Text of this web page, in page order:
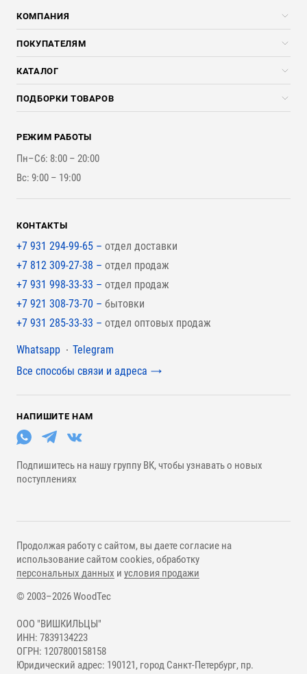
КОМПАНИЯ
Компания
Услуги
ПОКУПАТЕЛЯМ
Скидки стройкомпаниям
Доставка и разгрузка
Оплата и Возврат
Наши работы
КАТАЛОГ
Погонажные изделия
Брикеты, Дрова, Стружка
Стройматериалы
Инструменты
ПОДБОРКИ ТОВАРОВ
Для бутерброда стены
Для наружной отделки
Для покрытия крыши
РЕЖИМ РАБОТЫ
Пн–Сб: 8:00 – 20:00
Вс: 9:00 – 19:00
КОНТАКТЫ
+7 931 294-99-65 – отдел доставки
+7 812 309-27-38 – отдел продаж
+7 931 998-33-33 – отдел продаж
+7 921 308-73-70 – бытовки
+7 931 285-33-33 – отдел оптовых продаж
Мессенджеры
Whatsapp
Telegram
Все способы связи и адреса
НАПИШИТЕ НАМ
Подпишитесь на нашу группу ВК, чтобы узнавать о новых
поступлениях
© 2003–2026 WoodTec
ООО "ВИШКИЛЬЦЫ"
ИНН: 7839134223
ОГРН: 1207800158158
Юридический адрес: 190121, город Санкт-Петербург, пр.
Продолжая работу с сайтом, вы даете согласие на
использование сайтом cookies, обработку
персональных данных и условия продажи